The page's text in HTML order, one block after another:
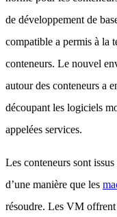
de développement de
compatible a permis à la
conteneurs. Le nouvel
autour des conteneurs a
découpant les logiciels
appelées services.
Les conteneurs sont
d’une manière que les
résoudre. Les VM offrent